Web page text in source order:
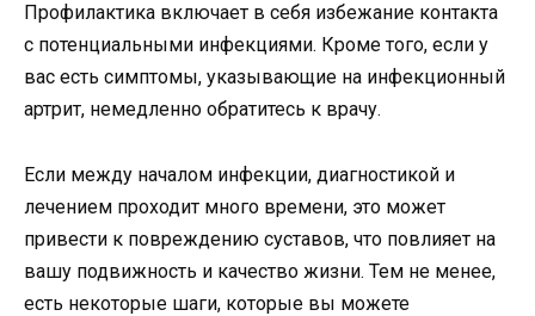
Профилактика включает в себя избежание контакта
с потенциальными инфекциями. Кроме того, если у
вас есть симптомы, указывающие на инфекционный
артрит, немедленно обратитесь к врачу.
Если между началом инфекции, диагностикой и
лечением проходит много времени, это может
привести к повреждению суставов, что повлияет на
вашу подвижность и качество жизни. Тем не менее,
есть некоторые шаги, которые вы можете